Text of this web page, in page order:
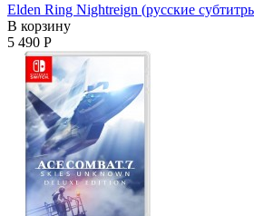
Elden Ring Nightreign (русские
В корзину
5 490 Р